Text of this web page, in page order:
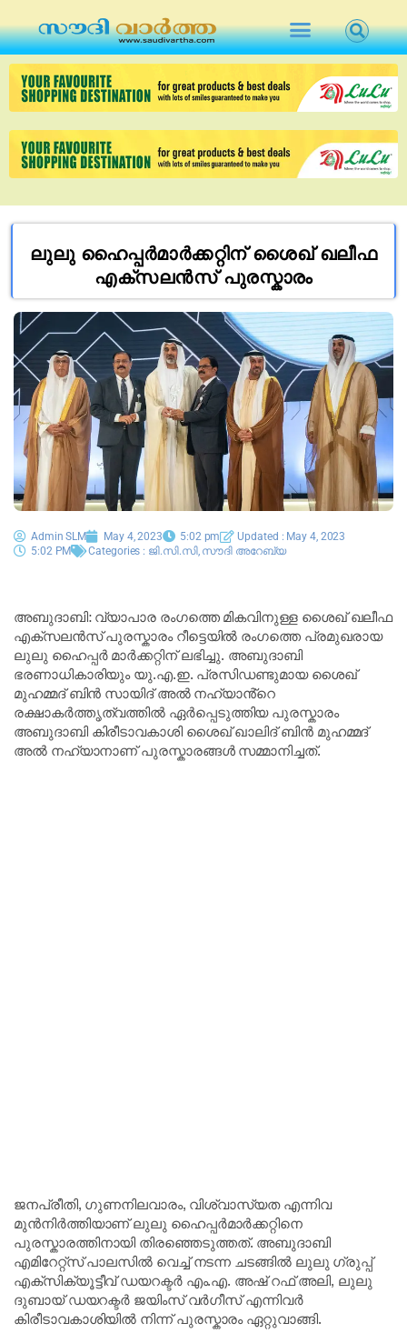
ലുലു ഹൈപ്പർമാർക്കറ്റിന് ശൈഖ് ഖലീഫ
എക്സലൻസ് പുരസ്കാരം
Admin SLM May 4, 2023 5:02 pm
Updated : May 4, 2023
5:02 PM
Categories : ജി.സി.സി, സൗദി അറേബ്യ
അബുദാബി: വ്യാപാര രംഗത്തെ മികവിനുള്ള ശൈഖ് ഖലീഫ
എക്സലൻസ് പുരസ്കാരം റീട്ടെയിൽ രംഗത്തെ പ്രമുഖരായ
ലുലു ഹൈപ്പർ മാർക്കറ്റിന് ലഭിച്ചു. അബുദാബി
ഭരണാധികാരിയും യു.എ.ഇ. പ്രസിഡണ്ടുമായ ശൈഖ്
മുഹമ്മദ് ബിൻ സായിദ് അൽ നഹ്യാൻ്റെ
രക്ഷാകർത്തൃത്വത്തിൽ ഏർപ്പെടുത്തിയ പുരസ്കാരം
അബുദാബി കിരീടാവകാശി ശൈഖ് ഖാലിദ് ബിൻ മുഹമ്മദ്
അൽ നഹ്യാനാണ് പുരസ്കാരങ്ങൾ സമ്മാനിച്ചത്.
ജനപ്രീതി, ഗുണനിലവാരം, വിശ്വാസ്യത എന്നിവ
മുൻനിർത്തിയാണ് ലുലു ഹൈപ്പർമാർക്കറ്റിനെ
പുരസ്കാരത്തിനായി തിരഞ്ഞെടുത്തത്. അബുദാബി
എമിറേറ്റ്സ് പാലസിൽ വെച്ച് നടന്ന ചടങ്ങിൽ ലുലു ഗ്രുപ്പ്
എക്സിക്യൂട്ടീവ് ഡയറക്ടർ എം.എ. അഷ് റഫ് അലി, ലുലു
ദുബായ് ഡയറക്ടർ ജയിംസ് വർഗീസ് എന്നിവർ
കിരീടാവകാശിയിൽ നിന്ന് പുരസ്കാരം ഏറ്റുവാങ്ങി.